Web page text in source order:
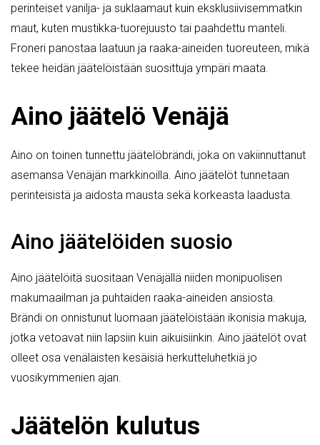
perinteiset vanilja- ja suklaamaut kuin eksklusiivisemmatkin
maut, kuten mustikka-tuorejuusto tai paahdettu manteli.
Froneri panostaa laatuun ja raaka-aineiden tuoreuteen, mikä
tekee heidän jäätelöistään suosittuja ympäri maata.
Aino jäätelö Venäjä
Aino on toinen tunnettu jäätelöbrändi, joka on vakiinnuttanut
asemansa Venäjän markkinoilla. Aino jäätelöt tunnetaan
perinteisistä ja aidosta mausta sekä korkeasta laadusta.
Aino jäätelöiden suosio
Aino jäätelöitä suositaan Venäjällä niiden monipuolisen
makumaailman ja puhtaiden raaka-aineiden ansiosta.
Brändi on onnistunut luomaan jäätelöistään ikonisia makuja,
jotka vetoavat niin lapsiin kuin aikuisiinkin. Aino jäätelöt ovat
olleet osa venäläisten kesäisiä herkutteluhetkiä jo
vuosikymmenien ajan.
Jäätelön kulutus